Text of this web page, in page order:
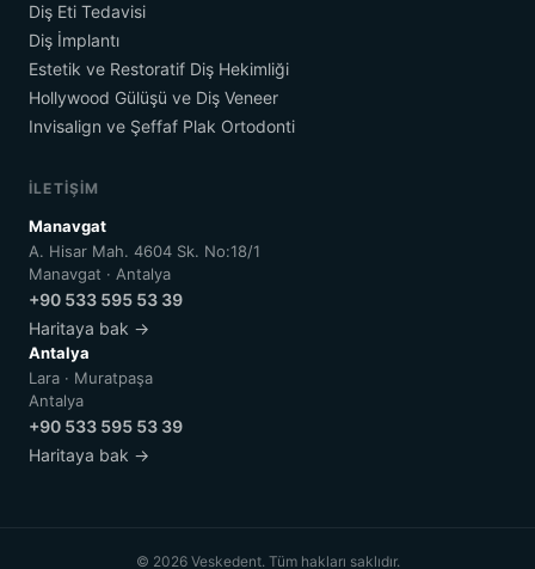
Diş Eti Tedavisi
Diş İmplantı
Estetik ve Restoratif Diş Hekimliği
Hollywood Gülüşü ve Diş Veneer
Invisalign ve Şeffaf Plak Ortodonti
İLETIŞIM
Manavgat
A. Hisar Mah. 4604 Sk. No:18/1
Manavgat · Antalya
+90 533 595 53 39
Haritaya bak →
Antalya
Lara · Muratpaşa
Antalya
+90 533 595 53 39
Haritaya bak →
© 2026 Veskedent. Tüm hakları saklıdır.